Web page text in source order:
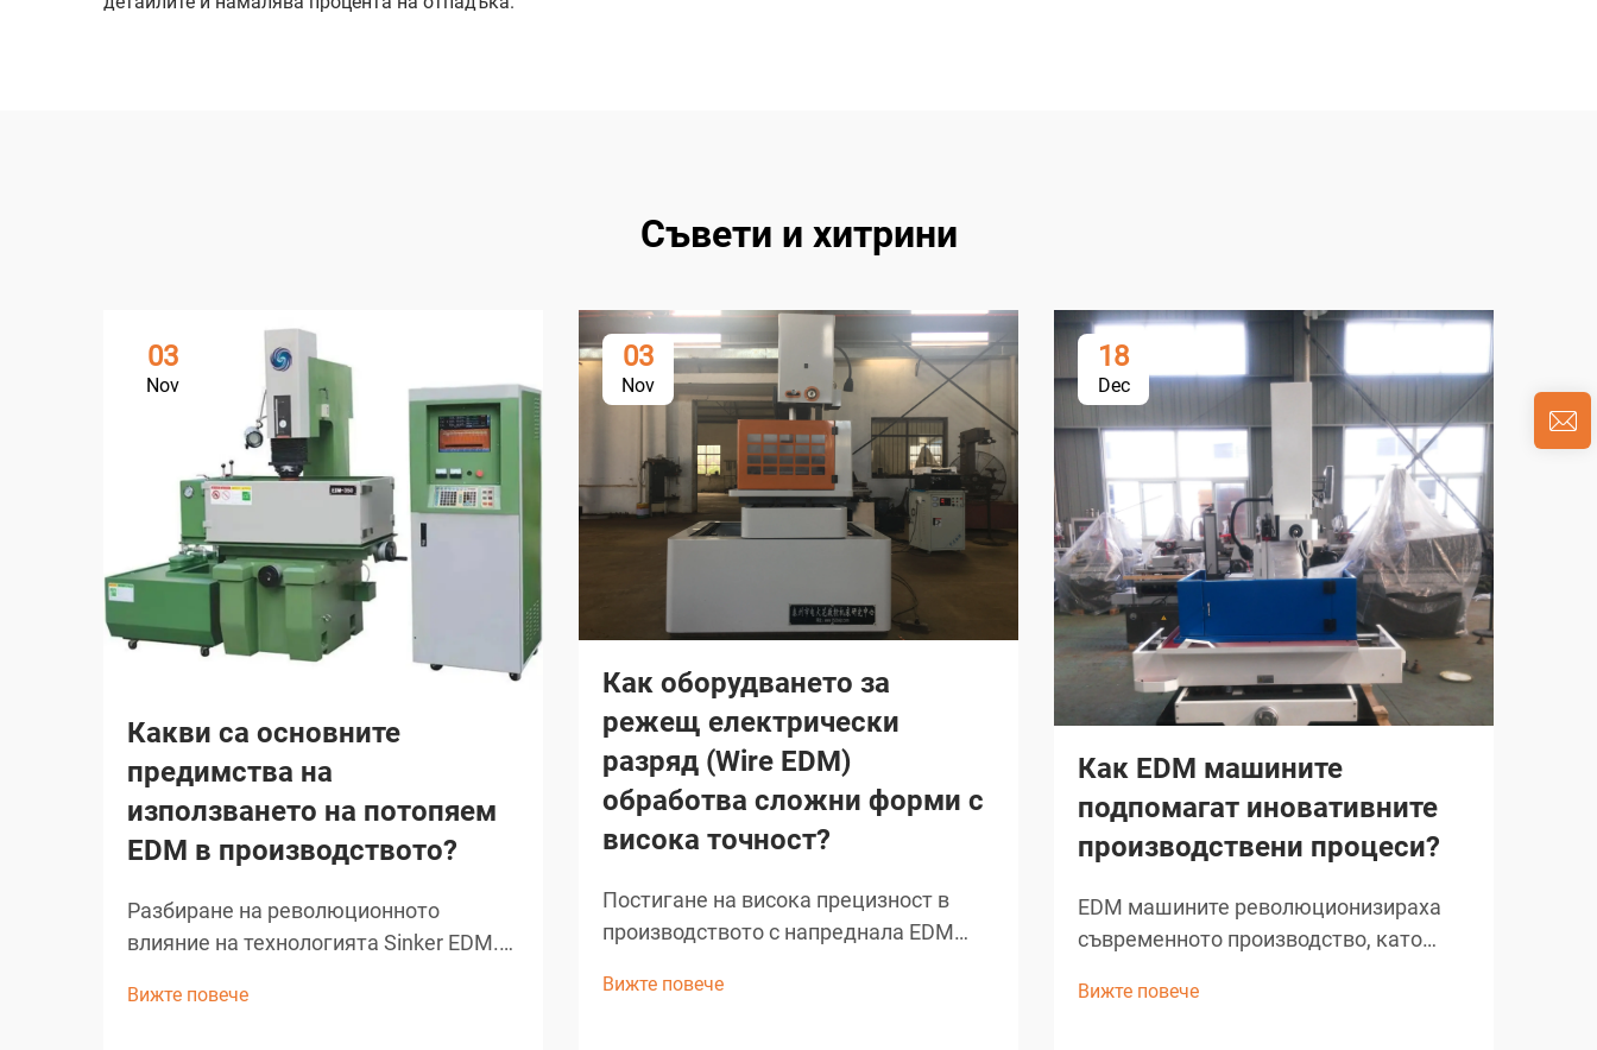
Съвети и хитрини
03
Nov
Какви са основните
предимства на
използването на потопяем
EDM в производството?
Разбиране на революционното
влияние на технологията Sinker EDM.
прецизност, ефективност и
Вижте повече
03
Nov
Как оборудването за
режещ електрически
разряд (Wire EDM)
обработва сложни форми с
висока точност?
Постигане на висока прецизност в
производството с напреднала EDM
електроерозионно машинно
Вижте повече
18
Dec
Как EDM машините
подпомагат иновативните
производствени процеси?
EDM машините революционизираха
съвременното производство, като
оформяне на сложни геометрии, които
Вижте повече